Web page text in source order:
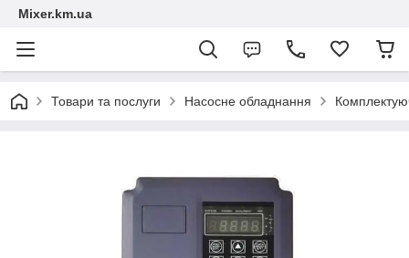
Mixer.km.ua
Товари та послуги Насосне обладнання